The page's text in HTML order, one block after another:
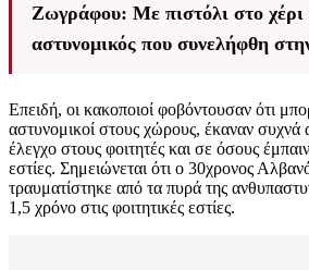
Ζωγράφου: Με πιστόλι στο χέρι
αστυνομικός που συνελήφθη
Επειδή, οι κακοποιοί φοβόντουσαν ότι
αστυνομικοί στους χώρους, έκαναν
έλεγχο στους φοιτητές και σε όσους
εστίες. Σημειώνεται ότι ο 30χρονος
τραυματίστηκε από τα πυρά της
1,5 χρόνο στις φοιτητικές εστίες.